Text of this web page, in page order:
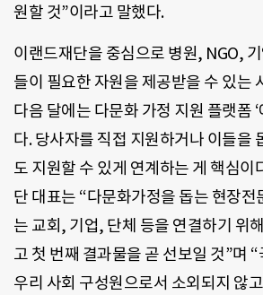
원할 것”이라고 말했다.
이랜드재단을 중심으로 병원, NGO, 기
들이 필요한 자원을 제공받을 수 있는
다음 달에는 다문화 가정 지원 플랫폼
다. 당사자를 직접 지원하거나 이들을
도 지원할 수 있게 연계하는 게 핵심이
단 대표는 “다문화가정을 돕는 현장전
는 교회, 기업, 단체 등을 연결하기 위
고 첫 번째 결과물을 곧 선보일 것”며 “
우리 사회 구성원으로서 소외되지 않